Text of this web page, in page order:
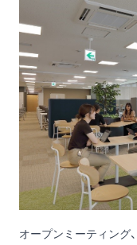
オープンミーティング